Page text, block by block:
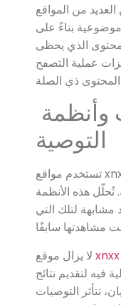
من المواقع
بناءً على
الذي يحظى
عملية التصفح
التوصية
تستخدم مواقع xnxx الحديثة خوارزميات لتنظيم
هذه الأنظمة
مشابهة لتلك التي
لتقديم نتائج
تتأثر التوصيات